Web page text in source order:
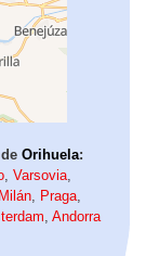
Orihuela:
Varsovia
Milán Praga
Andorra